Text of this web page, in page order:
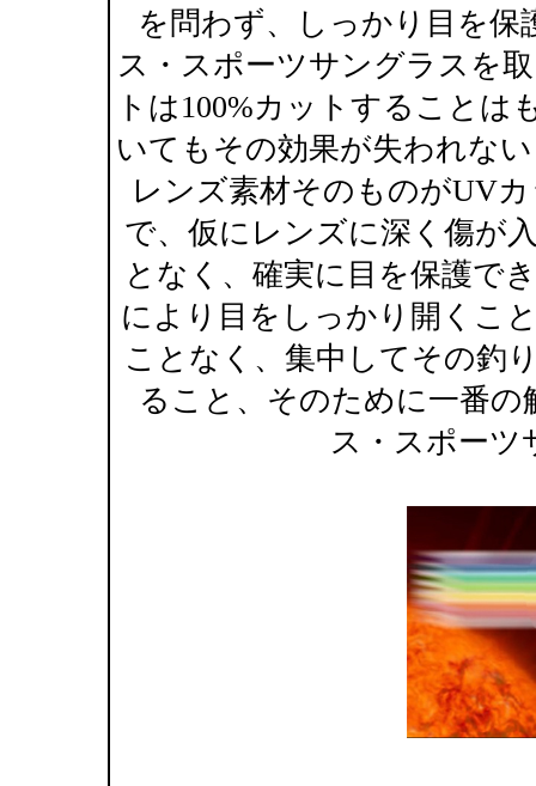
を問わず、しっかり目を
ス・スポーツサングラスを
トは100%カットすること
いてもその効果が失われな
レンズ素材そのものがUV
で、仮にレンズに深く傷が
となく、確実に目を保護で
により目をしっかり開くこ
ことなく、集中してその釣
ること、そのために一番
ス・スポーツ